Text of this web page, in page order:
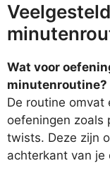
Wat voor
minutenroutine?
De routine omvat
oefeningen zoals
twists. Deze zijn
achterkant van je